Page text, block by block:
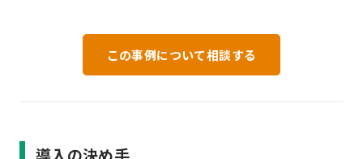
この事例について相談する